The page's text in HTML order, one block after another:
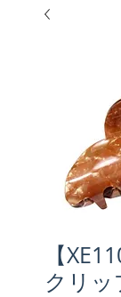
【
クリッ